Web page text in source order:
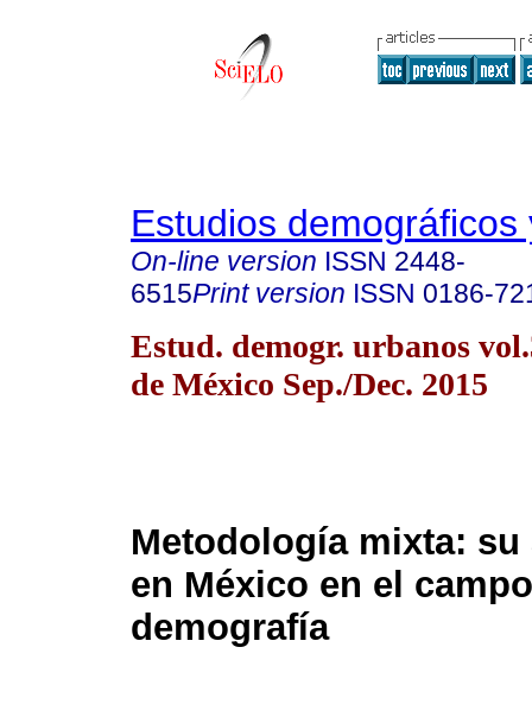
Estudios demográficos
On-line version ISSN 2448-
6515Print version ISSN 0186-
Estud. demogr. urbanos
de México Sep./Dec. 2015
Metodología mixta:
en México en el
demografía